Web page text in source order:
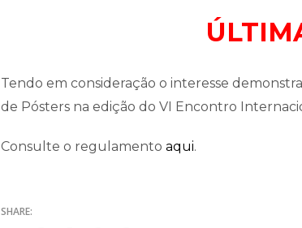
Tendo em consideração o interesse
de Pósters na edição do VI Encontro
Consulte o regulamento aqui.